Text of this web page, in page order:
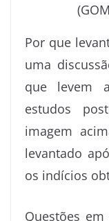
Por que
uma
que levem
estudos
imagem
levantado
os indícios
Questões